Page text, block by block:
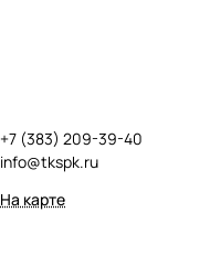
+7 (383) 209-39-40
info@tkspk.ru
На карте